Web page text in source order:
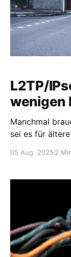
internes
L2TP/
wenigen
Manchmal
sei es für
Mit dem
ohne
L2TP/IPsec
Legacy-
05 Aug. 2025 2